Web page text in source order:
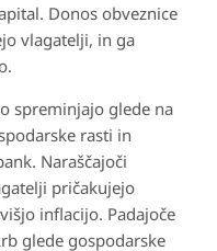
Donos obveznice
vlagatelji, in ga
spreminjajo glede na
rasti in
Naraščajoči
pričakujejo
inflacijo. Padajoče
glede gospodarske